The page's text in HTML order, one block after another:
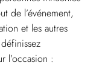
de l’événement,
et les autres
l’occasion :